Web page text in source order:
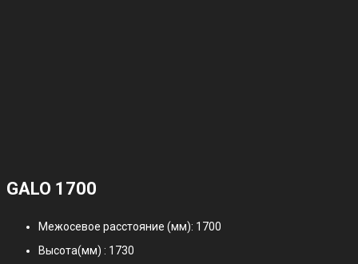
GALO 1700
Межосевое расстояние (мм): 1700
Высота(мм) : 1730